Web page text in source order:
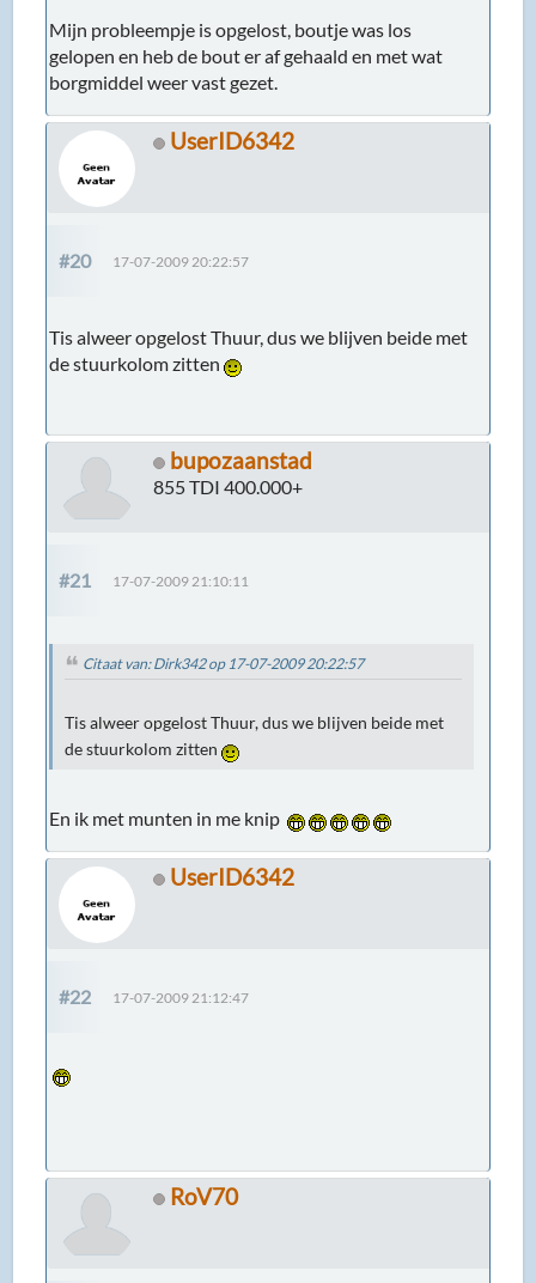
Mijn probleempje is opgelost, boutje was los
gelopen en heb de bout er af gehaald en met wat
borgmiddel weer vast gezet.
UserID6342
#20 17-07-2009 20:22:57
Tis alweer opgelost Thuur, dus we blijven beide met
de stuurkolom zitten
bupozaanstad
855 TDI 400.000+
#21 17-07-2009 21:10:11
Citaat van: Dirk342 op 17-07-2009 20:22:57
Tis alweer opgelost Thuur, dus we blijven beide met
de stuurkolom zitten
En ik met munten in me knip
UserID6342
#22 17-07-2009 21:12:47
RoV70